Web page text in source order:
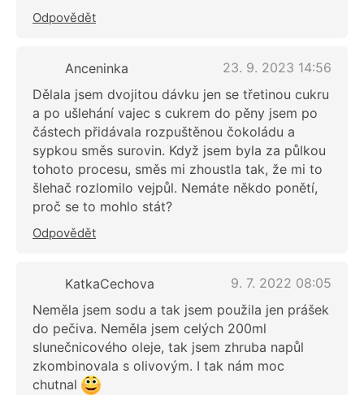
Odpovědět
Anceninka
23. 9. 2023 14:56
Dělala jsem dvojitou dávku jen se třetinou cukru
a po ušlehání vajec s cukrem do pěny jsem po
částech přidávala rozpuštěnou čokoládu a
sypkou směs surovin. Když jsem byla za půlkou
tohoto procesu, směs mi zhoustla tak, že mi to
šlehač rozlomilo vejpůl. Nemáte někdo ponětí,
proč se to mohlo stát?
Odpovědět
KatkaCechova
9. 7. 2022 08:05
Neměla jsem sodu a tak jsem použila jen prášek
do pečiva. Neměla jsem celých 200ml
slunečnicového oleje, tak jsem zhruba napůl
zkombinovala s olivovým. I tak nám moc
chutnal